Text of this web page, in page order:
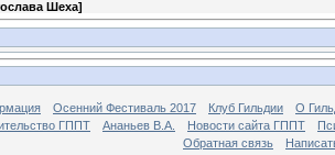
Шеха]
Осенний Фестиваль 2017 Клуб Гильдии
О
ГППТ
Ананьев В.А. Новости сайта ГППТ
Обратная связь